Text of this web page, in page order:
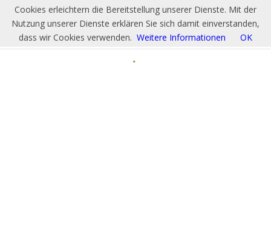
Cookies erleichtern die Bereitstellung unserer Dienste. Mit der
Nutzung unserer Dienste erklären Sie sich damit einverstanden,
dass wir Cookies verwenden. Weitere Informationen OK